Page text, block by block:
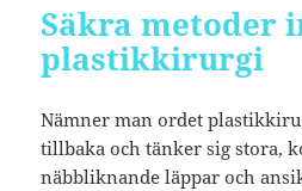
Säkra metoder
plastikkirurgi
Nämner man ordet
tillbaka och tänker sig stora,
näbbliknande läppar och